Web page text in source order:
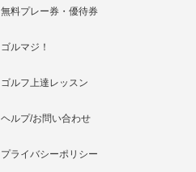
無料プレー券・優待券
ゴルマジ！
ゴルフ上達レッスン
ヘルプ/お問い合わせ
プライバシーポリシー